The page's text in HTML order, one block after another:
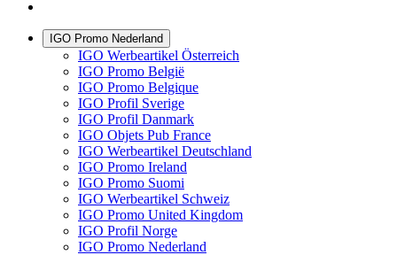
IGO Promo Nederland
IGO Werbeartikel Österreich
IGO Promo België
IGO Promo Belgique
IGO Profil Sverige
IGO Profil Danmark
IGO Objets Pub France
IGO Werbeartikel Deutschland
IGO Promo Ireland
IGO Promo Suomi
IGO Werbeartikel Schweiz
IGO Promo United Kingdom
IGO Profil Norge
IGO Promo Nederland